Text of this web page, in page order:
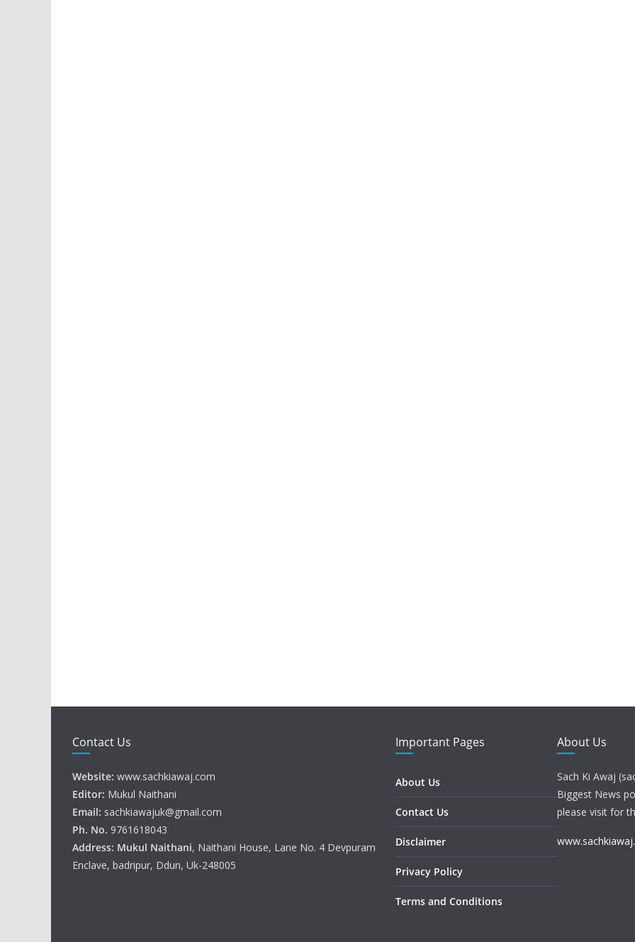
Contact Us
Website: www.sachkiawaj.com
Editor: Mukul Naithani
Email: sachkiawajuk@gmail.com
Ph. No. 9761618043
Address: Mukul Naithani, Naithani House, Lane No. 4 Devpuram
Enclave, badripur, Ddun, Uk-248005
Important Pages
About Us
Contact Us
Disclaimer
Privacy Policy
Terms and Conditions
About Us
Sach Ki Awaj
Biggest News
please visit for